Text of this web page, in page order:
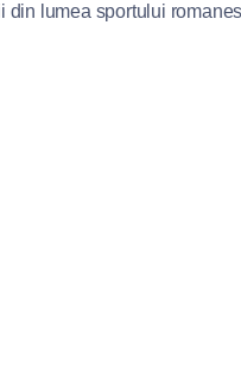
din lumea sportului